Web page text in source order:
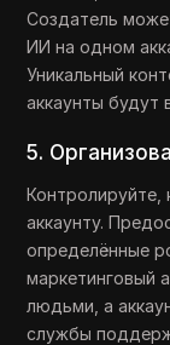
Создатель
ИИ на одном
Уникальный
аккаунты будут
5.
аккаунту.
определённые
маркетинговый
людьми, а
службы